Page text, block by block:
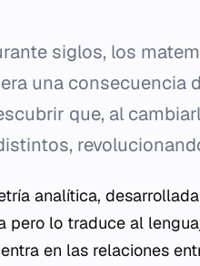
siglos, los
una consecuencia
que, al
analítica,
pero lo traduce al
en las relaciones